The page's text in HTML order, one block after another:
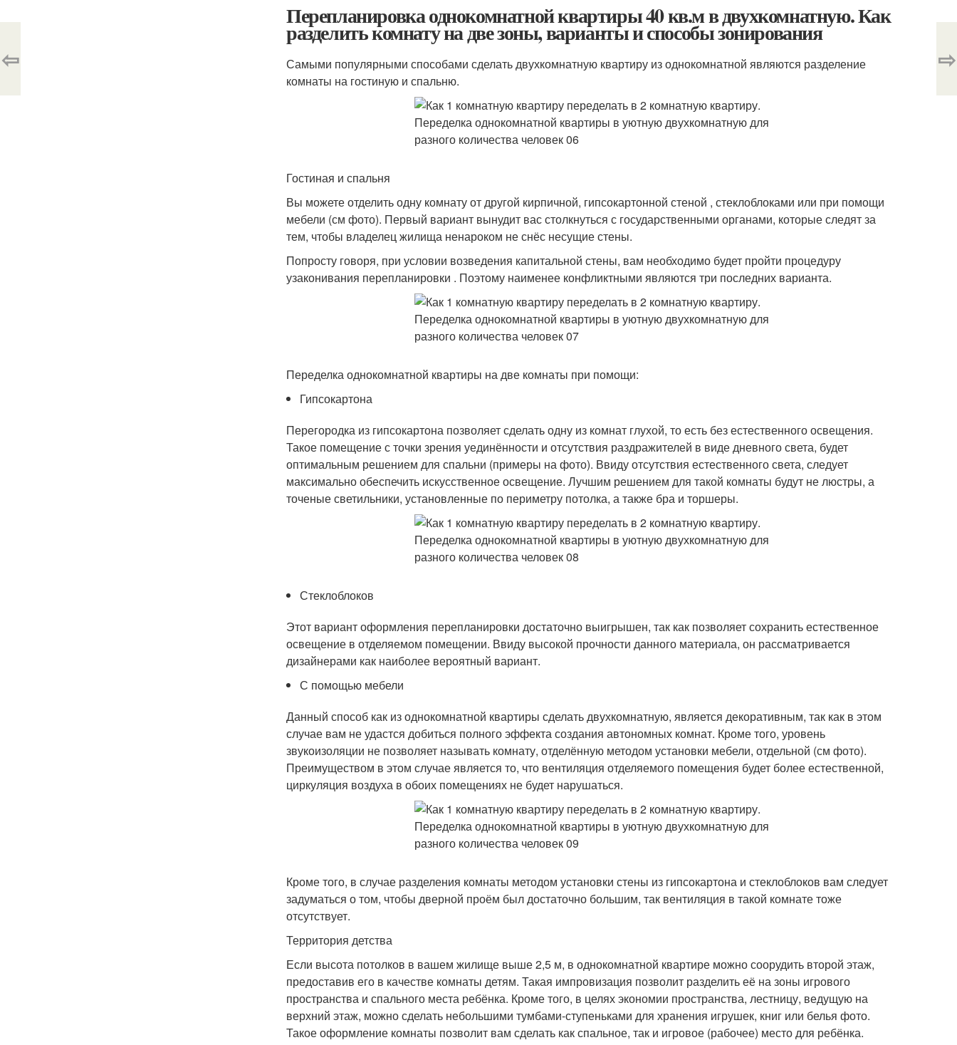
Перепланировка однокомнатной квартиры 40 кв.м в двухкомнатную. Как
разделить комнату на две зоны, варианты и способы зонирования
Самыми популярными способами сделать двухкомнатную квартиру из однокомнатной являются разделение
комнаты на гостиную и спальню.
Гостиная и спальня
Вы можете отделить одну комнату от другой кирпичной, гипсокартонной стеной , стеклоблоками или при помощи
мебели (см фото). Первый вариант вынудит вас столкнуться с государственными органами, которые следят за
тем, чтобы владелец жилища ненароком не снёс несущие стены.
Попросту говоря, при условии возведения капитальной стены, вам необходимо будет пройти процедуру
узаконивания перепланировки . Поэтому наименее конфликтными являются три последних варианта.
Переделка однокомнатной квартиры на две комнаты при помощи:
Гипсокартона
Перегородка из гипсокартона позволяет сделать одну из комнат глухой, то есть без естественного освещения.
Такое помещение с точки зрения уединённости и отсутствия раздражителей в виде дневного света, будет
оптимальным решением для спальни (примеры на фото). Ввиду отсутствия естественного света, следует
максимально обеспечить искусственное освещение. Лучшим решением для такой комнаты будут не люстры, а
точеные светильники, установленные по периметру потолка, а также бра и торшеры.
Стеклоблоков
Этот вариант оформления перепланировки достаточно выигрышен, так как позволяет сохранить естественное
освещение в отделяемом помещении. Ввиду высокой прочности данного материала, он рассматривается
дизайнерами как наиболее вероятный вариант.
С помощью мебели
Данный способ как из однокомнатной квартиры сделать двухкомнатную, является декоративным, так как в этом
случае вам не удастся добиться полного эффекта создания автономных комнат. Кроме того, уровень
звукоизоляции не позволяет называть комнату, отделённую методом установки мебели, отдельной (см фото).
Преимуществом в этом случае является то, что вентиляция отделяемого помещения будет более естественной,
циркуляция воздуха в обоих помещениях не будет нарушаться.
Кроме того, в случае разделения комнаты методом установки стены из гипсокартона и стеклоблоков вам следует
задуматься о том, чтобы дверной проём был достаточно большим, так вентиляция в такой комнате тоже
отсутствует.
Территория детства
Если высота потолков в вашем жилище выше 2,5 м, в однокомнатной квартире можно соорудить второй этаж,
предоставив его в качестве комнаты детям. Такая импровизация позволит разделить её на зоны игрового
пространства и спального места ребёнка. Кроме того, в целях экономии пространства, лестницу, ведущую на
верхний этаж, можно сделать небольшими тумбами-ступеньками для хранения игрушек, книг или белья фото.
Такое оформление комнаты позволит вам сделать как спальное, так и игровое (рабочее) место для ребёнка.
⇦ ⇨